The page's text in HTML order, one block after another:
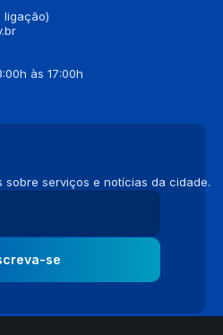
ligação)
às 17:00h
sobre serviços e notícias da cidade.
se